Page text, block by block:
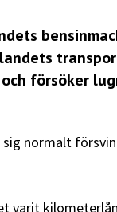
försöker
normalt
varit